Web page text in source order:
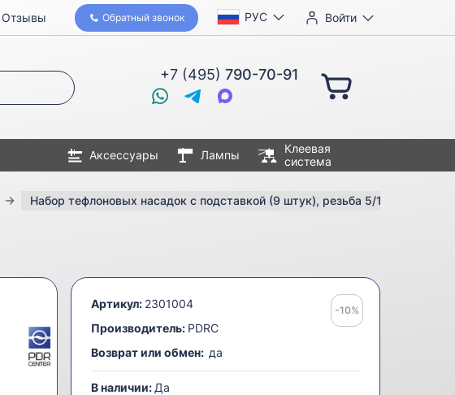
РУС Войти
Обратный звонок
+7 (495) 790-70-91
Отзывы
Аксессуары Лампы
Клеевая
система
Набор тефлоновых насадок с подставкой (9 штук), резьба 5/16"
-10%
Артикул: 2301004
Производитель: PDRC
Возврат или обмен: да
В наличии: Да